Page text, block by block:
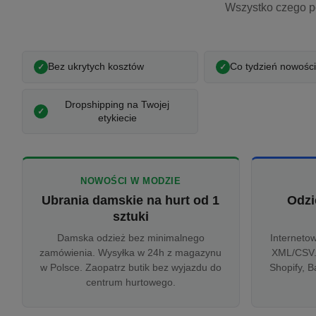
Wszystko czego
Bez ukrytych kosztów Co tydzień nowości
Dropshipping na Twojej
etykiecie
NOWOŚCI W MODZIE
Ubrania damskie na hurt od 1
sztuki
Damska odzież bez minimalnego
zamówienia. Wysyłka w 24h z magazynu
w Polsce. Zaopatrz butik bez wyjazdu do
centrum hurtowego.
XML/
Shopify,